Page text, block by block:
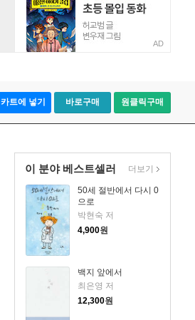
AD
카트에 넣기 바로구매 원클릭구매
이 분야 베스트셀러
50세 절반에서 다시 0
으로
박현숙 저
4,900원
백지 앞에서
최은영 저
12,300원
더보기